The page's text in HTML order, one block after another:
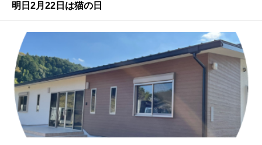
明日2月22日は猫の日